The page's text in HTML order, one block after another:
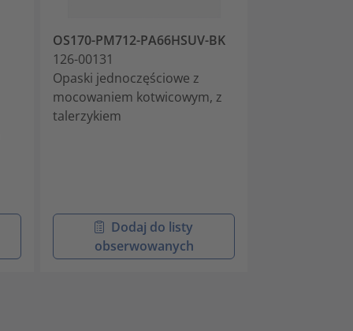
OS170-PM712-PA66HSUV-BK
126-00131
Opaski jednoczęściowe z
mocowaniem kotwicowym, z
talerzykiem
Dodaj do listy
obserwowanych